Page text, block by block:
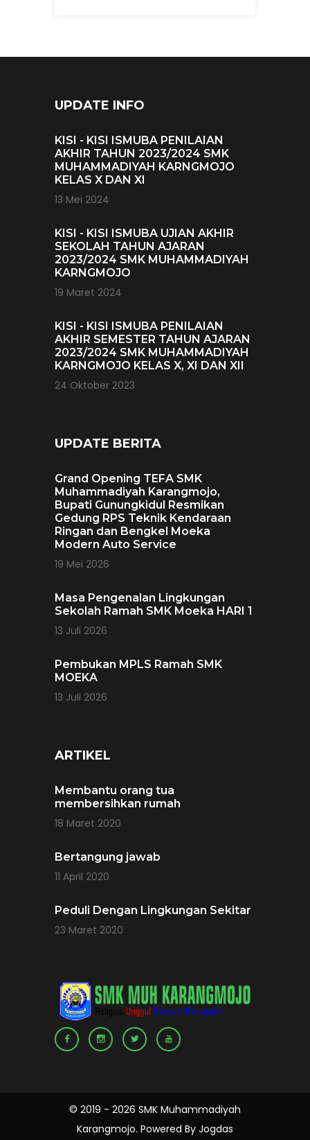
UPDATE INFO
KISI - KISI ISMUBA PENILAIAN
AKHIR TAHUN 2023/2024 SMK
MUHAMMADIYAH KARNGMOJO
KELAS X DAN XI
13 Mei 2024
KISI - KISI ISMUBA UJIAN AKHIR
SEKOLAH TAHUN AJARAN
2023/2024 SMK MUHAMMADIYAH
KARNGMOJO
19 Maret 2024
KISI - KISI ISMUBA PENILAIAN
AKHIR SEMESTER TAHUN AJARAN
2023/2024 SMK MUHAMMADIYAH
KARNGMOJO KELAS X, XI DAN XII
24 Oktober 2023
UPDATE BERITA
Grand Opening TEFA SMK
Muhammadiyah Karangmojo,
Bupati Gunungkidul Resmikan
Gedung RPS Teknik Kendaraan
Ringan dan Bengkel Moeka
Modern Auto Service
19 Mei 2026
Masa Pengenalan Lingkungan
Sekolah Ramah SMK Moeka HARI 1
13 Juli 2026
Pembukan MPLS Ramah SMK
MOEKA
13 Juli 2026
ARTIKEL
Membantu orang tua
membersihkan rumah
18 Maret 2020
Bertangung jawab
11 April 2020
Peduli Dengan Lingkungan Sekitar
23 Maret 2020
© 2019 - 2026 SMK Muhammadiyah
Karangmojo. Powered By Jogdas